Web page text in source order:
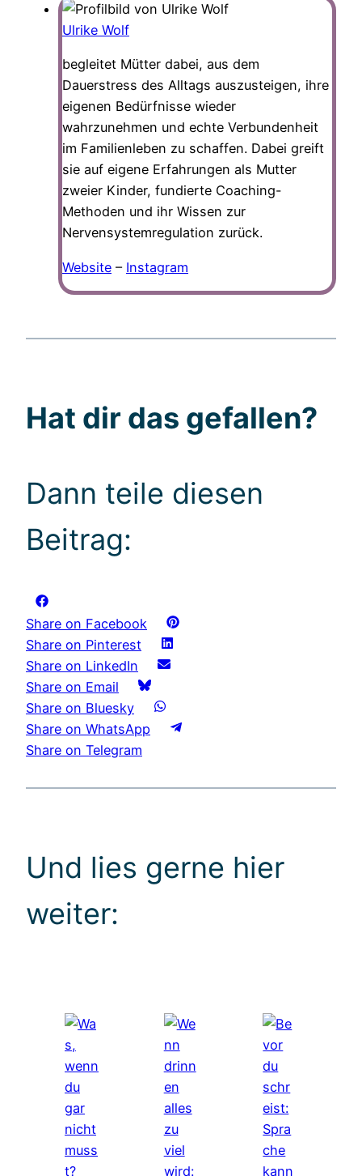
Ulrike Wolf
begleitet Mütter dabei, aus dem
Dauerstress des Alltags auszusteigen, ihre
eigenen Bedürfnisse wieder
wahrzunehmen und echte Verbundenheit
im Familienleben zu schaffen. Dabei greift
sie auf eigene Erfahrungen als Mutter
zweier Kinder, fundierte Coaching-
Methoden und ihr Wissen zur
Nervensystemregulation zurück.
Website – Instagram
Hat dir das gefallen?
Dann teile diesen
Beitrag:
Share on Facebook
Share on Pinterest
Share on LinkedIn
Share on Email
Share on Bluesky
Share on WhatsApp
Share on Telegram
Und lies gerne hier
weiter: